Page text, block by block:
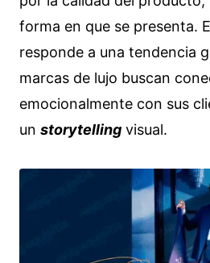
forma en que se presenta.
responde a una tendencia
marcas de lujo buscan
emocionalmente con sus
un storytelling visual.